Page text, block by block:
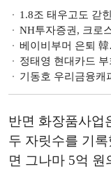
1.8조 태우고도 갇힌 주
NH투자증권, 크로스보더 딜 확
베이비부머 은퇴 韓
정태영 현대카드 부회장,
기동호 우리금융캐피탈 대표,
반면 화장품사업
두 자릿수를 기
면 그나마 5억